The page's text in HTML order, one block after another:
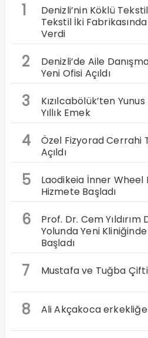
1
Denizli’nin Köklü
Tekstil İki
Verdi
2
Denizli’de Aile
Yeni Ofisi Açıldı
3
Kızılcabölük’ten
Yıllık Emek
4
Özel Fizyorad Cerrahi
Açıldı
5
Laodikeia İnner Wheel
Hizmete Başladı
6
Prof. Dr. Cem Yıldırım
Yolunda Yeni
Başladı
7 Mustafa ve Tuğba
8 Ali Akçakoca erkekliğe